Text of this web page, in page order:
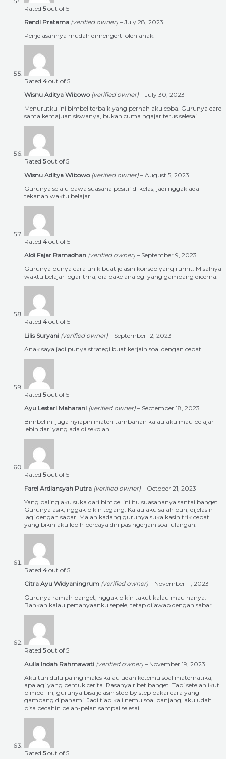
Rated 5out of 5
Rendi Pratama (verified owner) – July 28, 2023
Penjelasannya mudah dimengerti oleh anak.
Rated 4 out of 5
Wisnu Aditya Wibowo (verified owner) – July 30, 2023
Menurutku ini bimbel terbaik yang pernah aku coba. Gurunya care
sama kemajuan siswanya, bukan cuma ngajar terus selesai.
Rated 5out of 5
Wisnu Aditya Wibowo (verified owner) – August 5, 2023
Gurunya selalu bawa suasana positif di kelas, jadi nggak ada
tekanan waktu belajar.
Rated 4 out of 5
Aldi Fajar Ramadhan (verified owner) – September 9, 2023
Gurunya punya cara unik buat jelasin konsep yang rumit. Misalnya
waktu belajar logaritma, dia pake analogi yang gampang dicerna.
Rated 4 out of 5
Lilis Suryani (verified owner) – September 12, 2023
Anak saya jadi punya strategi buat kerjain soal dengan cepat.
Rated 5out of 5
Ayu Lestari Maharani (verified owner) – September 18, 2023
Bimbel ini juga nyiapin materi tambahan kalau aku mau belajar
lebih dari yang ada di sekolah.
Rated 5out of 5
Farel Ardiansyah Putra (verified owner) – October 21, 2023
Yang paling aku suka dari bimbel ini itu suasananya santai banget.
Gurunya asik, nggak bikin tegang. Kalau aku salah pun, dijelasin
lagi dengan sabar. Malah kadang gurunya suka kasih trik cepat
yang bikin aku lebih percaya diri pas ngerjain soal ulangan.
Rated 4 out of 5
Citra Ayu Widyaningrum (verified owner) – November 11, 2023
Gurunya ramah banget, nggak bikin takut kalau mau nanya.
Bahkan kalau pertanyaanku sepele, tetap dijawab dengan sabar.
Rated 5out of 5
Aulia Indah Rahmawati (verified owner) – November 19, 2023
Aku tuh dulu paling males kalau udah ketemu soal matematika,
apalagi yang bentuk cerita. Rasanya ribet banget. Tapi setelah ikut
bimbel ini, gurunya bisa jelasin step by step pakai cara yang
gampang dipahami. Jadi tiap kali nemu soal panjang, aku udah
bisa pecahin pelan-pelan sampai selesai.
Rated 5out of 5